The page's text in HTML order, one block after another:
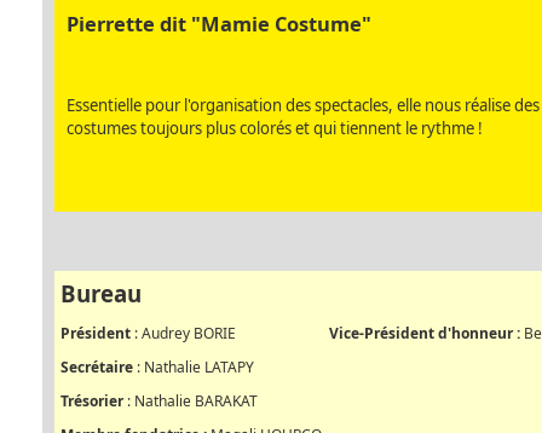
Pierrette dit "Mamie Costume"
Essentielle pour l'organisation des spectacles, elle nous réalise des
costumes toujours plus colorés et qui tiennent le rythme !
Bureau
Président: Audrey BORIE Vice-Président d'honneur :
Secrétaire: Nathalie LATAPY
Trésorier: Nathalie BARAKAT